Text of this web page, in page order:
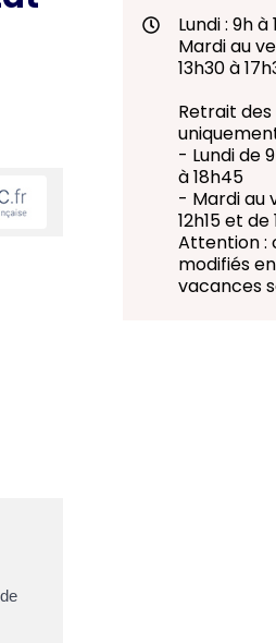
Lundi : 9h à
Mardi au
13h30 à
Retrait
- Lundi de
à 18h45
- Mardi au
12h15 et de
Attention :
modifiés
vacances